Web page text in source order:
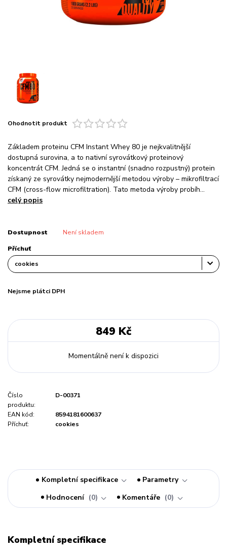
Ohodnotit produkt
Základem proteinu CFM Instant Whey 80 je nejkvalitnější
dostupná surovina, a to nativní syrovátkový proteinový
koncentrát CFM. Jedná se o instantní (snadno rozpustný) protein
získaný ze syrovátky nejmodernější metodou výroby – mikrofiltrací
CFM (cross-flow microfiltration). Tato metoda výroby probíh...
celý popis
Dostupnost Není skladem
Příchuť
Nejsme plátci DPH
849 Kč
Momentálně není k dispozici
Číslo
produktu:
D-00371
EAN kód:
8594181600637
Příchuť:
cookies
Kompletní specifikace
Parametry
Hodnocení
0 Komentáře 0
Kompletní specifikace